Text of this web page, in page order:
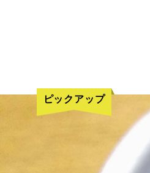
ピックアップ